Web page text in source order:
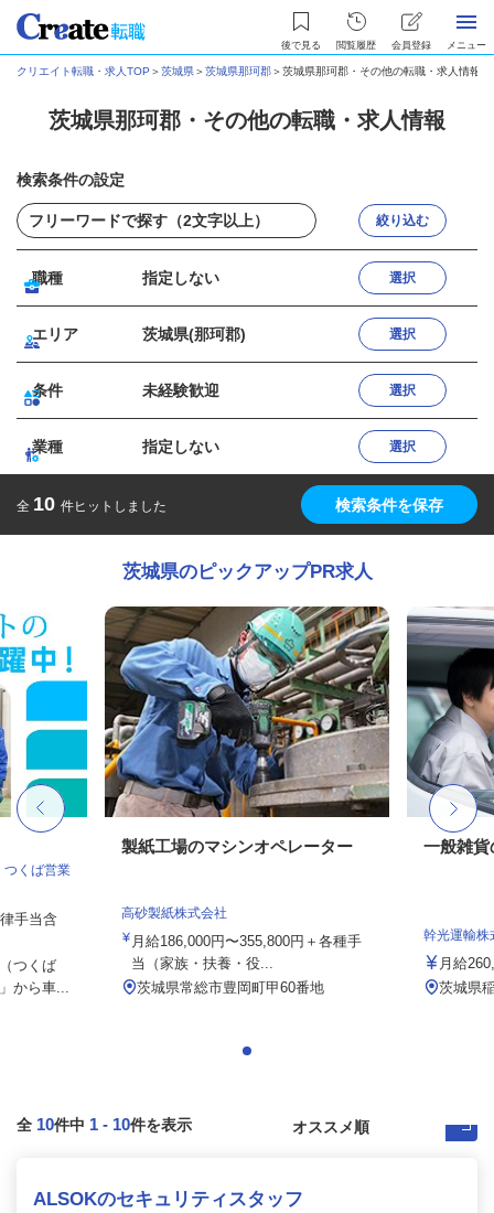
後で見る 閲覧履歴 会員登録 メニュー
クリエイト転職・求人TOP ＞茨城県＞茨城県那珂郡＞茨城県那珂郡・その他の転職・求人情報
茨城県那珂郡・その他の転職・求人情報
検索条件の設定
絞り込む
職種 指定しない 選択
エリア 茨城県(那珂郡) 選択
条件 未経験歓迎 選択
業種 指定しない 選択
全 10 件ヒットしました 検索条件を保存
茨城県のピックアップPR求人
くば営業
手当含
つくば
から車...
製紙工場のマシンオペレーター
高砂製紙株式会社
月給186,000円〜355,800円＋各種手
当（家族・扶養・役...
茨城県常総市豊岡町甲60番地
一般雑
幹光運輸株
月給
茨城県
全 10件中 1 - 10件を表示
ALSOKのセキュリティスタッフ